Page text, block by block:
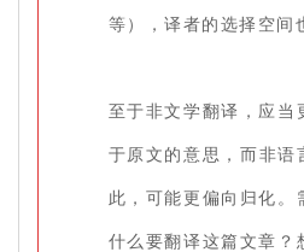
等），译者的选择空间
至于非文学翻译，应当
于原文的意思，而非语
此，可能更偏向归化。
什么要翻译这篇文章？